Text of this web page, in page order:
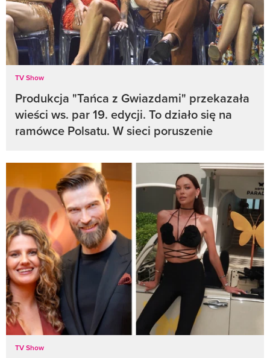
TV Show
Produkcja "Tańca z Gwiazdami" przekazała
wieści ws. par 19. edycji. To działo się na
ramówce Polsatu. W sieci poruszenie
TV Show